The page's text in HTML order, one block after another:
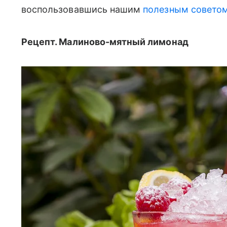
воспользовавшись нашим полезным
Рецепт. Малиново-мятный лимонад